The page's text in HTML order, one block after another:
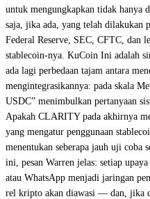
untuk mengungkapkan tidak hanya
saja, jika ada, yang telah dilakukan
Federal Reserve, SEC, CFTC, dan
stablecoin-nya. KuCoin Ini adalah
ada lagi perbedaan tajam antara
mengintegrasikannya: pada skala
USDC” menimbulkan pertanyaan
Apakah CLARITY pada akhirnya
yang mengatur penggunaan
menentukan seberapa jauh uji coba
ini, pesan Warren jelas: setiap
atau WhatsApp menjadi jaringan
rel kripto akan diawasi — dan, jika